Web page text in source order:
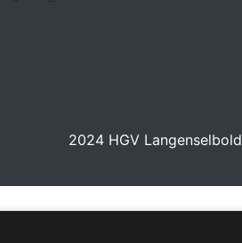
2024 HGV Langenselbold